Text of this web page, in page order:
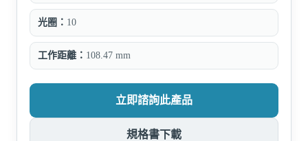
光圈： 10
工作距離： 108.47 mm
立即諮詢此產品
規格書下載